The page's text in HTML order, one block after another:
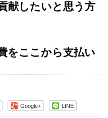
献したいと思う方
をここから支払い
Google+ LINE